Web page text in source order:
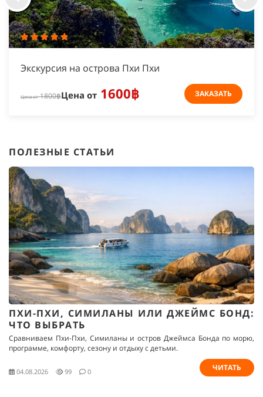
Экскурсия на острова Пхи Пхи
Цена от1800฿Цена от 1600฿ ЗАКАЗАТЬ
ПОЛЕЗНЫЕ СТАТЬИ
ПХИ-ПХИ, СИМИЛАНЫ ИЛИ ДЖЕЙМС БОНД:
ЧТО ВЫБРАТЬ
Сравниваем Пхи-Пхи, Симиланы и остров Джеймса Бонда по морю,
программе, комфорту, сезону и отдыху с детьми.
04.08.2026 99 0 ЧИТАТЬ